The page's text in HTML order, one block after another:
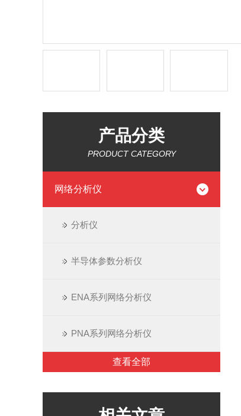
产品分类
PRODUCT CATEGORY
网络分析仪
分析仪
半导体参数分析仪
ENA系列网络分析仪
PNA系列网络分析仪
查看全部